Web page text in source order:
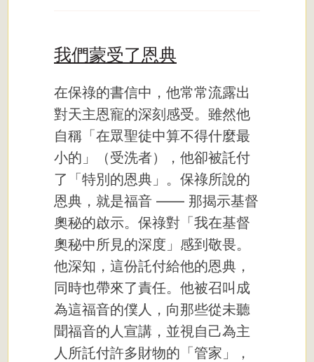
我們蒙受了恩典
在保祿的書信中，他常常流露出
對天主恩寵的深刻感受。雖然他
自稱「在眾聖徒中算不得什麼最
小的」（受洗者），他卻被託付
了「特別的恩典」。保祿所說的
恩典，就是福音 —— 那揭示基督
奧秘的啟示。保祿對「我在基督
奧秘中所見的深度」感到敬畏。
他深知，這份託付給他的恩典，
同時也帶來了責任。他被召叫成
為這福音的僕人，向那些從未聽
聞福音的人宣講，並視自己為主
人所託付許多財物的「管家」，